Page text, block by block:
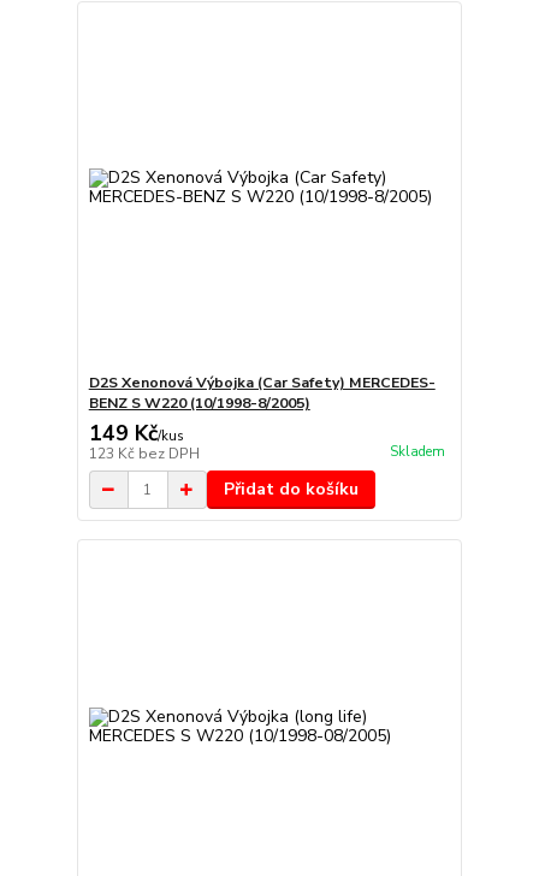
D2S Xenonová Výbojka (Car Safety) MERCEDES-
BENZ S W220 (10/1998-8/2005)
149 Kč/kus
123 Kč bez DPH Skladem
Přidat do košíku